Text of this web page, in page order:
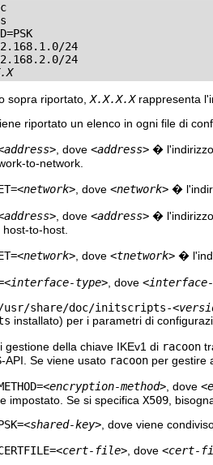
24
24
sopra riportato, X.X.X.Xrappresenta
riportato un elenco in ogni file di
, dove <address> � l'indirizzo
to-network.
<network> , dove <network> �
, dove <address> �
host-to-host.
<network> , dove <tnetwork> �
<interface-type> , dove
/usr/share/doc/initscripts-
installato) per i parametri di
gestione della chiave IKEv1 di racoon
API. Se viene usato racoon per gestire
<encryption-method> , dove
impostato. Se si specifica X509 ,
<shared-key> , dove viene
<cert-file> , dove <cert-